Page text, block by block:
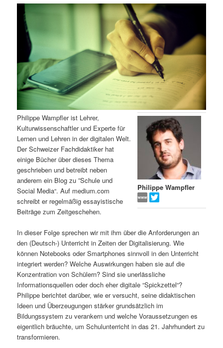
ä
e
n
n
h
a
l
t
s
p
r
i
n
g
n
ä
r
n
I
n
h
a
l
t
s
p
r
i
n
t
i
o
Philippe Wampfler
Philippe Wampfler ist Lehrer,
Kulturwissenschaftler und Experte für
Lernen und Lehren in der digitalen Welt.
Der Schweizer Fachdidaktiker hat
einige Bücher über dieses Thema
geschrieben und betreibt neben
anderem ein Blog zu ”Schule und
Social Media“. Auf medium.com
schreibt er regelmäßig essayistische
Beiträge zum Zeitgeschehen.
In dieser Folge sprechen wir mit ihm über die Anforderungen an
den (Deutsch-) Unterricht in Zeiten der Digitalisierung. Wie
können Notebooks oder Smartphones sinnvoll in den Unterricht
integriert werden? Welche Auswirkungen haben sie auf die
Konzentration von Schülern? Sind sie unerlässliche
Informationsquellen oder doch eher digitale “Spickzettel“?
Philippe berichtet darüber, wie er versucht, seine didaktischen
Ideen und Überzeugungen stärker grundsätzlich im
Bildungssystem zu verankern und welche Voraussetzungen es
eigentlich bräuchte, um Schulunterricht in das 21. Jahrhundert zu
transformieren.